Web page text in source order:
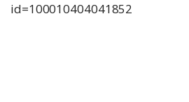
id=100010404041852